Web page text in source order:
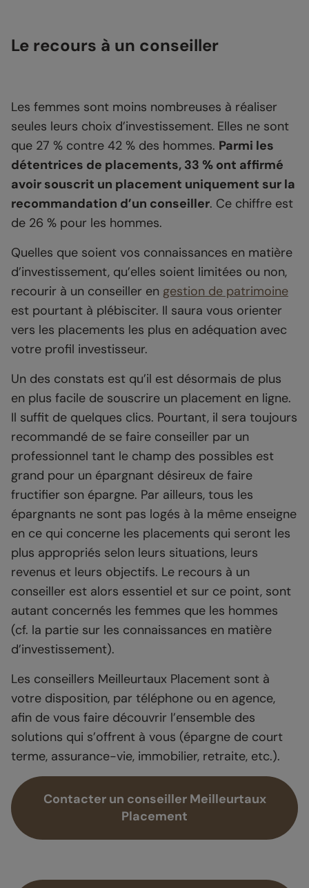
Le recours à un conseiller
Les femmes sont moins nombreuses à réaliser
seules leurs choix d’investissement. Elles ne sont
que 27 % contre 42 % des hommes. Parmi les
détentrices de placements, 33 % ont affirmé
avoir souscrit un placement uniquement sur la
recommandation d’un conseiller. Ce chiffre est
de 26 % pour les hommes.
Quelles que soient vos connaissances en matière
d’investissement, qu’elles soient limitées ou non,
recourir à un conseiller en gestion de patrimoine
est pourtant à plébisciter. Il saura vous orienter
vers les placements les plus en adéquation avec
votre profil investisseur.
Un des constats est qu’il est désormais de plus
en plus facile de souscrire un placement en ligne.
Il suffit de quelques clics. Pourtant, il sera toujours
recommandé de se faire conseiller par un
professionnel tant le champ des possibles est
grand pour un épargnant désireux de faire
fructifier son épargne. Par ailleurs, tous les
épargnants ne sont pas logés à la même enseigne
en ce qui concerne les placements qui seront les
plus appropriés selon leurs situations, leurs
revenus et leurs objectifs. Le recours à un
conseiller est alors essentiel et sur ce point, sont
autant concernés les femmes que les hommes
(cf. la partie sur les connaissances en matière
d’investissement).
Les conseillers Meilleurtaux Placement sont à
votre disposition, par téléphone ou en agence,
afin de vous faire découvrir l’ensemble des
solutions qui s’offrent à vous (épargne de court
terme, assurance-vie, immobilier, retraite, etc.).
Contacter un conseiller Meilleurtaux
Placement